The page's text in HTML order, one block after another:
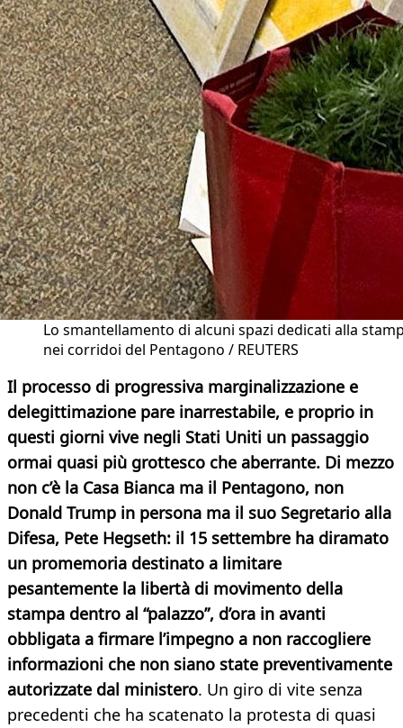
Lo smantellamento di alcuni spazi dedicati alla
nei corridoi del Pentagono / REUTERS
Il processo di progressiva marginalizzazione e
delegittimazione pare inarrestabile, e proprio in
questi giorni vive negli Stati Uniti un passaggio
ormai quasi più grottesco che aberrante. Di mezzo
non c’è la Casa Bianca ma il Pentagono, non
Donald Trump in persona ma il suo Segretario alla
Difesa, Pete Hegseth: il 15 settembre ha diramato
un promemoria destinato a limitare
pesantemente la libertà di movimento della
stampa dentro al “palazzo”, d’ora in avanti
obbligata a firmare l’impegno a non raccogliere
informazioni che non siano state preventivamente
autorizzate dal ministero. Un giro di vite senza
precedenti che ha scatenato la protesta di quasi